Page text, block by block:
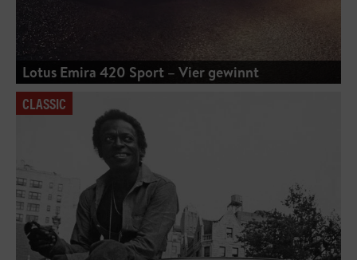
Lotus Emira 420 Sport – Vier gewinnt
CLASSIC